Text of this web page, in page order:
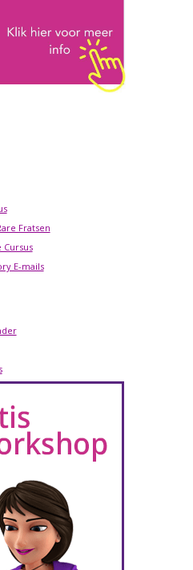
Fratsen
Cursus
E-mails